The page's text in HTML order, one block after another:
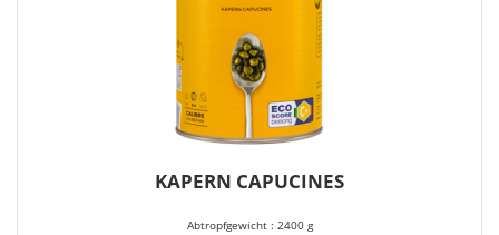
KAPERN CAPUCINES
Abtropfgewicht : 2400 g